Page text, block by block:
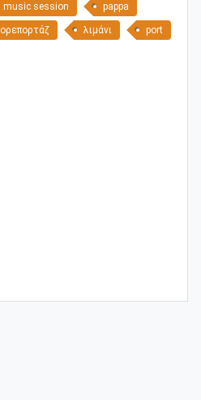
music session pappa
λιμάνι port